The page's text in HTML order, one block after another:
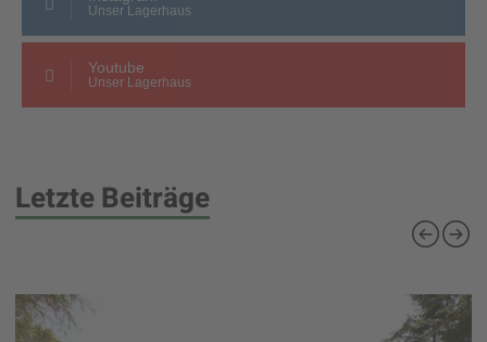
Unser Lagerhaus
Youtube
Unser Lagerhaus
Letzte Beiträge